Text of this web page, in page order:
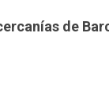
de